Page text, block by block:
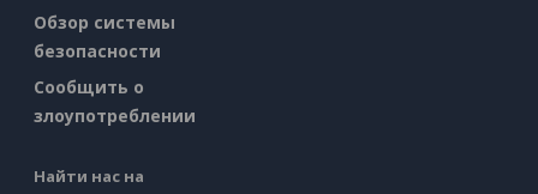
Обзор системы
безопасности
Сообщить о
злоупотреблении
Найти нас на